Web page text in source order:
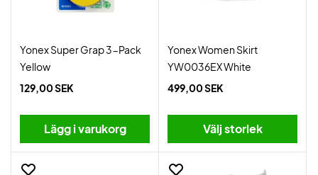
Yonex Super Grap 3-Pack
Yellow
129,00 SEK
Lägg i varukorg
Yonex Women Skirt
YW0036EX White
499,00 SEK
Välj storlek